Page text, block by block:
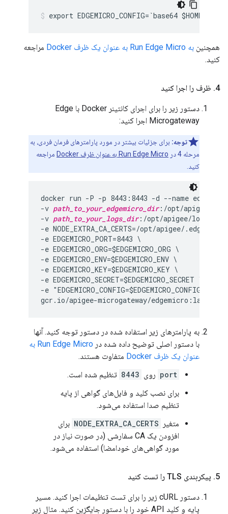
export EDGEMICRO_CONFIG=`base64 $HOME/
همچنین به Run Edge Micro به عنوان یک ظرف Docker
مراجعه
کنید.
4
. ظرف را اجرا کنید
دستور زیر را برای اجرای کانتینر Docker با Edge
Microgateway اجرا کنید:
توجه: برای جزئیات بیشتر در مورد پارامترهای فرمان فردی، به
مرحله 4 در
Run Edge Micro به عنوان ظرف Docker
مراجعه
کنید.
docker run -P -p 8443:8443 -d --name
-v path_to_your_edgemicro_dir:/opt/apigee/
-v path_to_your_logs_dir:/opt/apigee/logs \
-e NODE_EXTRA_CA_CERTS=/opt/apigee/
-e EDGEMICRO_PORT=8443 \
-e EDGEMICRO_ORG=$EDGEMICRO_ORG \
-e EDGEMICRO_ENV=$EDGEMICRO_ENV \
-e EDGEMICRO_KEY=$EDGEMICRO_KEY \
-e EDGEMICRO_SECRET=$EDGEMICRO_SECRET \
-e "EDGEMICRO_CONFIG=$EDGEMICRO_CONFIG" \
به پارامترهای زیر استفاده شده در دستور توجه کنید. آنها
با دستور اصلی توضیح داده شده در
Run Edge Micro به
عنوان یک ظرف Docker
متفاوت هستند.
port روی 8443 تنظیم شده است.
برای نصب کلید و فایل‌های گواهی از پایه
تنظیم صدا استفاده می‌شود.
متغیر
NODE_EXTRA_CA_CERTS برای
افزودن یک CA سفارشی (در صورت نیاز در
مورد گواهی‌های خودامضا) استفاده می‌شود.
5
. پیکربندی TLS را تست کنید
دستور cURL زیر را برای تست تنظیمات اجرا کنید. مسیر
پایه و کلید API خود را با دستور جایگزین کنید. مثال زیر